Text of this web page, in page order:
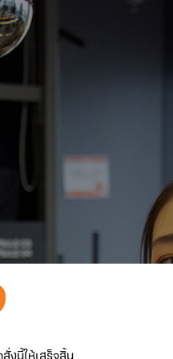
งนี้ให้เสร็จสิ้น